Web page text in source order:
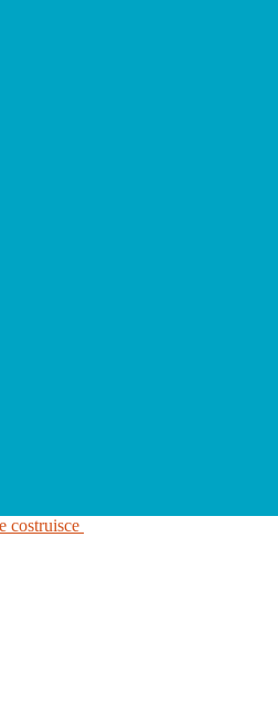
costruisce